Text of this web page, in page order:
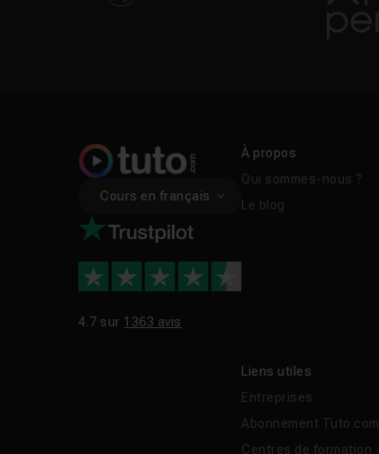
Cours en français
4.7 sur 1363 avis
À propos
Qui sommes-nous ?
Le blog
Liens utiles
Entreprises
Abonnement Tuto.com
Centres de formation